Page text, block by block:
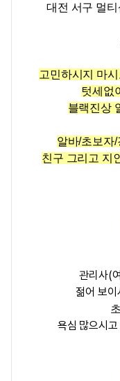
대전 서구 멀
고민하시지 마
텃세없
블랙진상
알바/초보자
친구 그리고 지
관리사(
젊어 보이
욕심 많으시